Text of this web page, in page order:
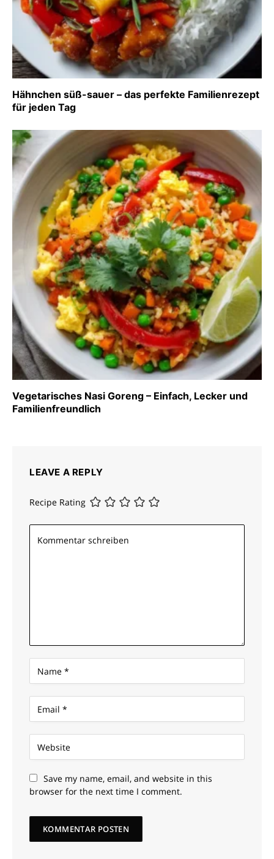
Hähnchen süß-sauer – das perfekte Familienrezept
für jeden Tag
Vegetarisches Nasi Goreng – Einfach, Lecker und
Familienfreundlich
LEAVE A REPLY
Recipe Rating
Save my name, email, and website in this
browser for the next time I comment.